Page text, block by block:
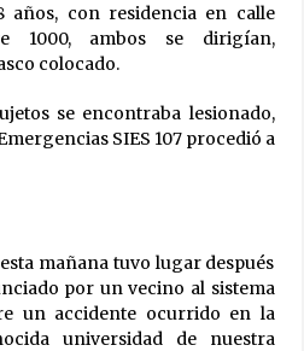
años, con residencia en calle
1000, ambos se dirigían,
colocado.
se encontraba lesionado,
SIES 107 procedió a
mañana tuvo lugar después
por un vecino al sistema
un accidente ocurrido en la
universidad de nuestra